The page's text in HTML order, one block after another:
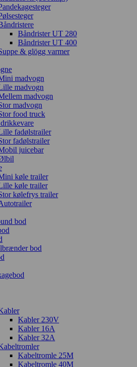
Båndrister UT 280
Båndrister UT 400
& glögg varmer
madvogn
madvogn
madvogn
madvogn
food truck
fadølstrailer
fadølstrailer
juicebar
køle trailer
køle trailer
kølefrys trailer
bod
bod
Kabler 230V
Kabler 16A
Kabler 32A
Kabeltromle 25M
Kabeltromle 40M